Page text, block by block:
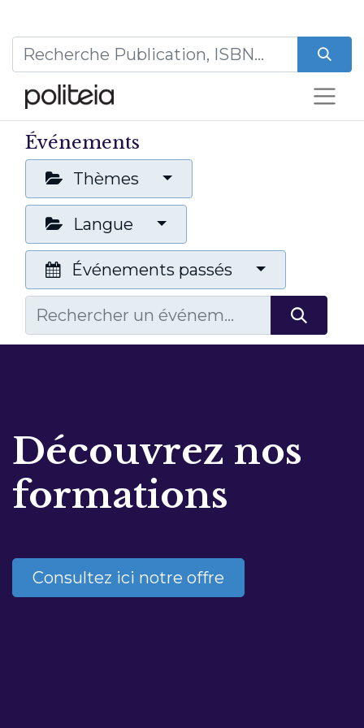
Événements
Thèmes
Langue
Événements passés
Découvrez nos
formations
Consultez ici notre offre